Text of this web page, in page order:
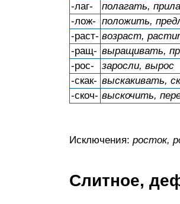
-лаг-
полагать,
-лож- положить,
-раст- возраст,
-ращ- выращивать,
-рос-
заросли, вырос
-скак- выскакивать,
-скоч- выскочить,
Исключения: росток,
Слитное,